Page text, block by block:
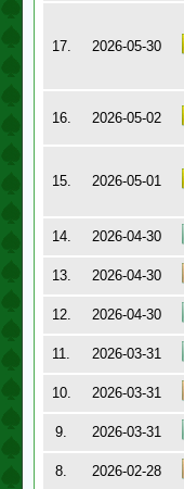
17. 2026-05-30
16. 2026-05-02
15. 2026-05-01
14. 2026-04-30
13.
2026-04-30
12.
2026-04-30
11.
2026-03-31
10.
2026-03-31
9.
2026-03-31
8.
2026-02-28